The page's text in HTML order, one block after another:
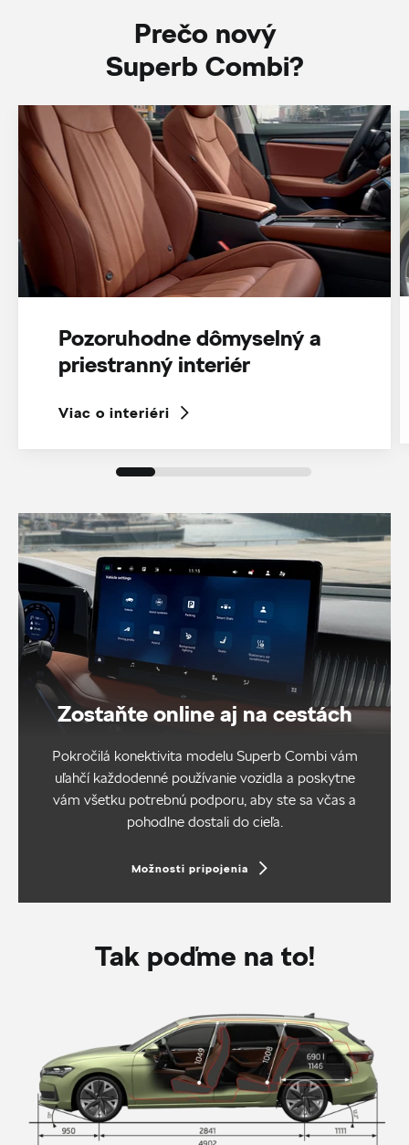
Prečo nový
Superb Combi?
Pozoruhodne dômyselný a
priestranný interiér
Viac o interiéri
Zostaňte online aj na cestách
Pokročilá konektivita modelu Superb Combi vám
uľahčí každodenné používanie vozidla a poskytne
vám všetku potrebnú podporu, aby ste sa včas a
pohodlne dostali do cieľa.
Možnosti pripojenia
Tak poďme na to!